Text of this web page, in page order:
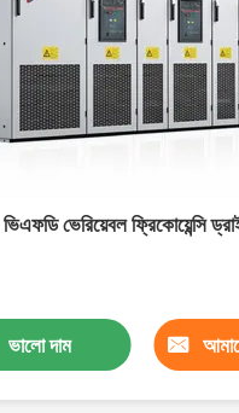
ভেরিয়েবল ফ্রিকোয়েন্সি
ভালো দাম